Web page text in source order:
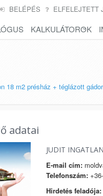
BELÉPÉS ELFELEJTETT
KALKULÁTOROK
18 m2 présház + téglázott
adatai
JUDIT
E-mail cím:
Telefonszám:
Hirdetés feladója: